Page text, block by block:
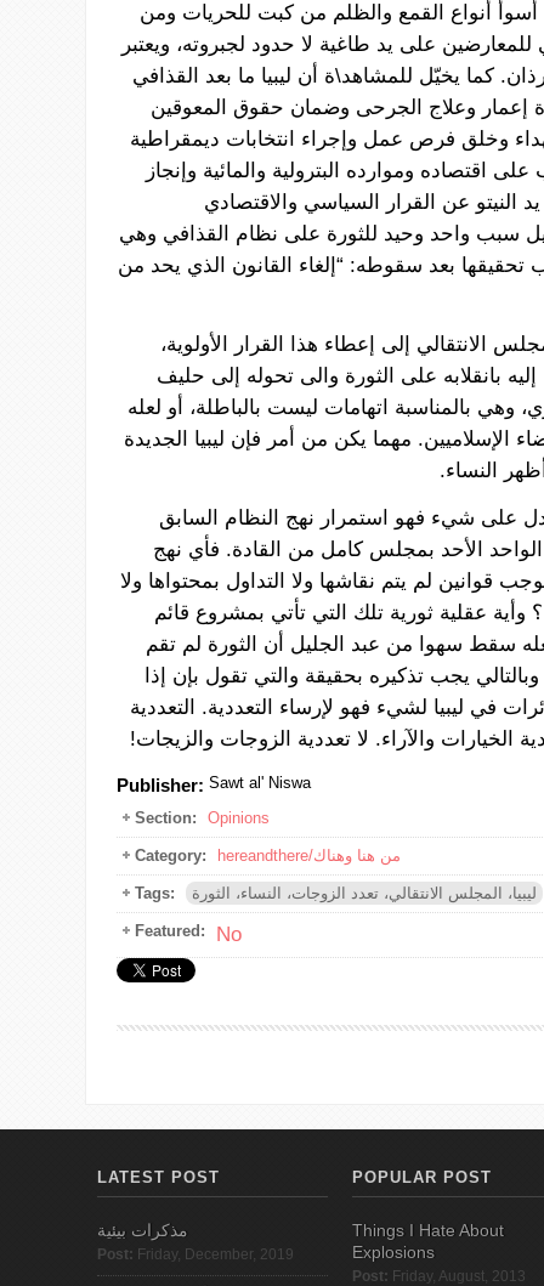
أسوأ
أنواع القمع والظلم من كبت للحريات ومن
للمعارضين على يد طاغية لا حدود لجبروته، ويعتبر
. كما يخيّل للمشاهد\ة أن ليبيا ما بعد
القذافي
إعمار وعلاج الجرحى وضمان حقوق
المعوقين
وخلق فرص عمل وإجراء انتخابات ديمقراطية
على اقتصاده وموارده البترولية والمائية وإنجاز
يد النيتو عن القرار السياسي والاقتصادي
سبب واحد وحيد للثورة على نظام القذافي وهي
تحقيقها بعد سقوطه: “إلغاء القانون الذي يحد من
الانتقالي إلى إعطاء هذا القرار
الأولوية،
إليه بانقلابه على الثورة والى تحوله إلى حليف
وهي بالمناسبة اتهامات ليست بالباطلة، أو لعله
الإسلاميين. مهما يكن من أمر فإن ليبيا
الجديدة
النساء.
على شيء فهو استمرار نهج النظام
السابق
الواحد
الأحد بمجلس كامل من القادة. فأي نهج
قوانين لم يتم نقاشها ولا التداول بمحتواها ولا
وأية عقلية ثورية تلك التي تأتي بمشروع قائم
سقط سهوا من عبد الجليل أن الثورة لم تقم
وبالتالي يجب تذكيره بحقيقة والتي تقول بإن إذا
في ليبيا لشيء فهو لإرساء التعددية.
التعددية
الخيارات والآراء. لا تعددية الزوجات والزيجات!
Publisher: Sawt al' Niswa
Section:
Opinions
Category: hereandthere/من هنا وهناك
Tags: ليبيا، المجلس الانتقالي، تعدد الزوجات، النساء، الثورة
Featured: No
LATEST POST
مذكرات بيئية
Post: Friday, December, 2019
POPULAR POST
Things I Hate About
Explosions
Post: Friday, August, 2013